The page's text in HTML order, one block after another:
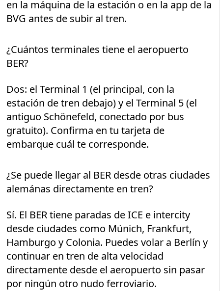
en la máquina de la estación o en la app de la
BVG antes de subir al tren.
¿Cuántos terminales tiene el aeropuerto
BER?
Dos: el Terminal 1 (el principal, con la
estación de tren debajo) y el Terminal 5 (el
antiguo Schönefeld, conectado por bus
gratuito). Confirma en tu tarjeta de
embarque cuál te corresponde.
¿Se puede llegar al BER desde otras ciudades
alemánas directamente en tren?
Sí. El BER tiene paradas de ICE e intercity
desde ciudades como Múnich, Frankfurt,
Hamburgo y Colonia. Puedes volar a Berlín y
continuar en tren de alta velocidad
directamente desde el aeropuerto sin pasar
por ningún otro nudo ferroviario.